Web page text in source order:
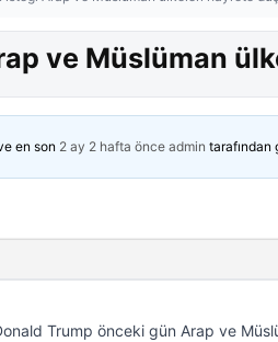
ve Müslüman
en son 2 ay 2 hafta önce admin tarafından
Trump önceki gün Arap ve